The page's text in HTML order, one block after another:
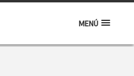
MENÚ